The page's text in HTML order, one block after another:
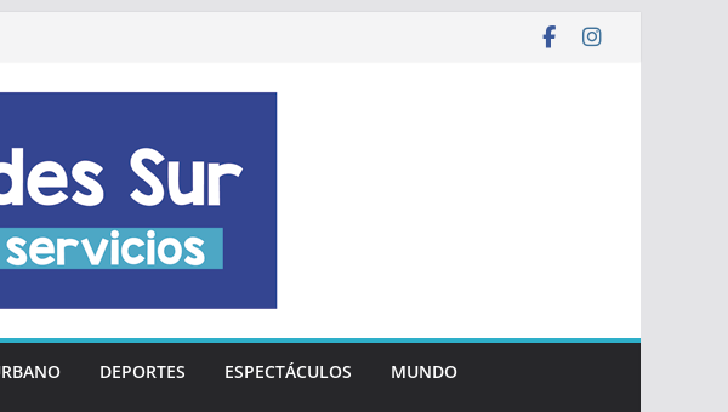
DEPORTES ESPECTÁCULOS MUNDO